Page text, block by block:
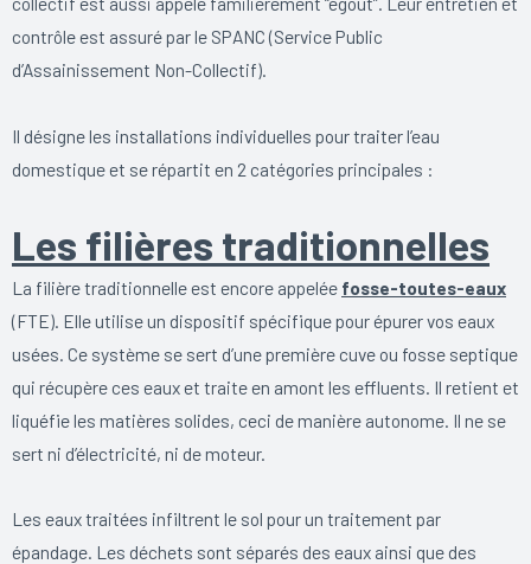
contrôle est assuré par le SPANC (Service Public
d’Assainissement Non-Collectif).
Il désigne les installations individuelles pour traiter l’eau
domestique et se répartit en 2 catégories principales :
Les filières traditionnelles
La filière traditionnelle est encore appelée fosse-toutes-eaux
(FTE). Elle utilise un dispositif spécifique pour épurer vos eaux
usées. Ce système se sert d’une première cuve ou fosse septique
qui récupère ces eaux et traite en amont les effluents. Il retient et
liquéfie les matières solides, ceci de manière autonome. Il ne se
sert ni d’électricité, ni de moteur.
Les eaux traitées infiltrent le sol pour un traitement par
épandage. Les déchets sont séparés des eaux ainsi que des